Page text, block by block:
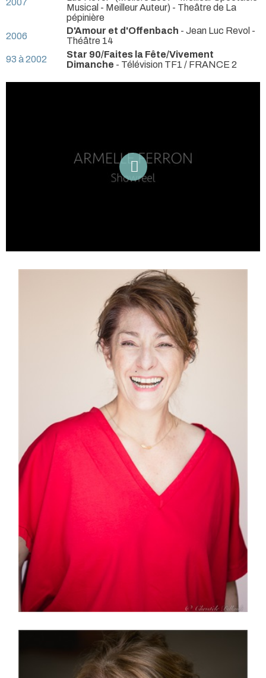
2007
Musical - Meilleur Auteur) - Theâtre de La
pépinière
2006
D'Amour et d'Offenbach - Jean Luc Revol -
Théâtre 14
93 à 2002
Star 90/Faites la Fête/Vivement
Dimanche - Télévision TF1 / FRANCE 2